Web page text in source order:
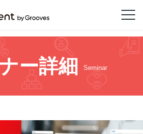
ー詳細 Seminar